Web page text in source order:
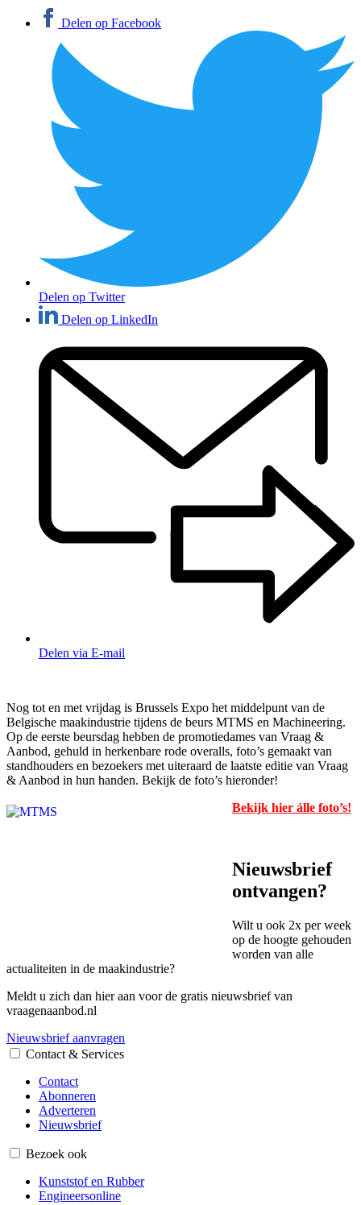
Delen op Facebook
Delen op Twitter
Delen op LinkedIn
Delen via E-mail
Nog tot en met vrijdag is Brussels Expo het middelpunt van de
Belgische maakindustrie tijdens de beurs MTMS en Machineering.
Op de eerste beursdag hebben de promotiedames van Vraag &
Aanbod, gehuld in herkenbare rode overalls, foto’s gemaakt van
standhouders en bezoekers met uiteraard de laatste editie van Vraag
& Aanbod in hun handen. Bekijk de foto’s hieronder!
Bekijk hier álle foto’s!
Nieuwsbrief
ontvangen?
Wilt u ook 2x per week
op de hoogte gehouden
worden van alle
actualiteiten in de maakindustrie?
Meldt u zich dan hier aan voor de gratis nieuwsbrief van
vraagenaanbod.nl
Nieuwsbrief aanvragen
Contact & Services
Contact
Abonneren
Adverteren
Nieuwsbrief
Bezoek ook
Kunststof en Rubber
Engineersonline